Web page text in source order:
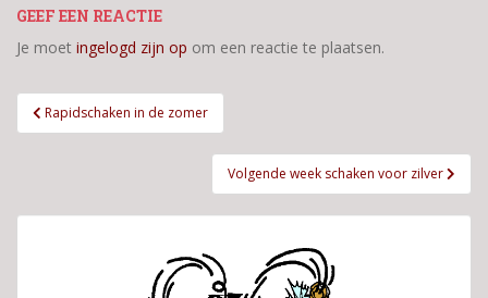
GEEF EEN REACTIE
Je moet ingelogd zijn op om een reactie te plaatsen.
Bericht
navigatie
Rapidschaken in de zomer
Volgende week schaken voor zilver